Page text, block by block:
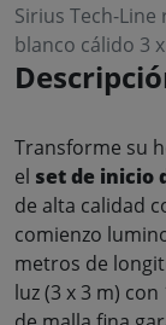
Sirius Tech-Line
blanco cálido 3
Transforme su
el set de inicio
de alta calidad
comienzo
metros de
luz (3 x 3 m)